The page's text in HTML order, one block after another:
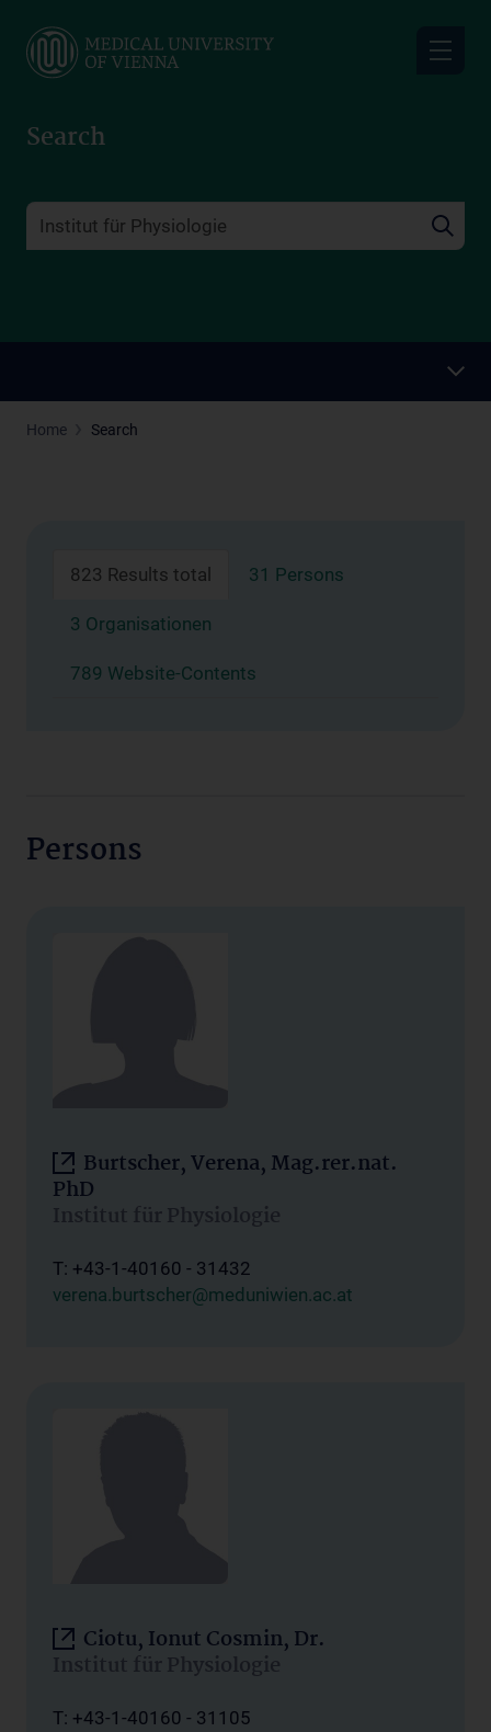
main
Search
Home Search
823 Results total 31 Persons
3 Organisationen
789 Website-Contents
Persons
Burtscher, Verena, Mag.rer.nat.
PhD
Institut für Physiologie
T: +43-1-40160 - 31432
verena.burtscher@meduniwien.ac.at
Ciotu, Ionut Cosmin, Dr.
Institut für Physiologie
T: +43-1-40160 - 31105